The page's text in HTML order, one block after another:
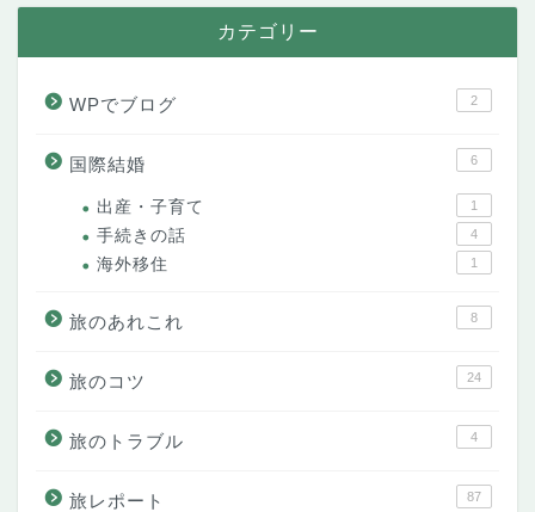
カテゴリー
WPでブログ 2
国際結婚 6
出産・子育て 1
手続きの話 4
海外移住 1
旅のあれこれ 8
旅のコツ 24
旅のトラブル 4
旅レポート 87